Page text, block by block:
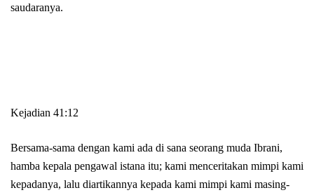
saudaranya.
Kejadian 41:12
Bersama-sama dengan kami ada di sana seorang muda Ibrani,
hamba kepala pengawal istana itu; kami menceritakan mimpi kami
kepadanya, lalu diartikannya kepada kami mimpi kami masing-